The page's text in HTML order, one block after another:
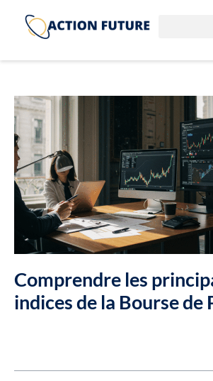
Comprendre les
indices de la Bourse de